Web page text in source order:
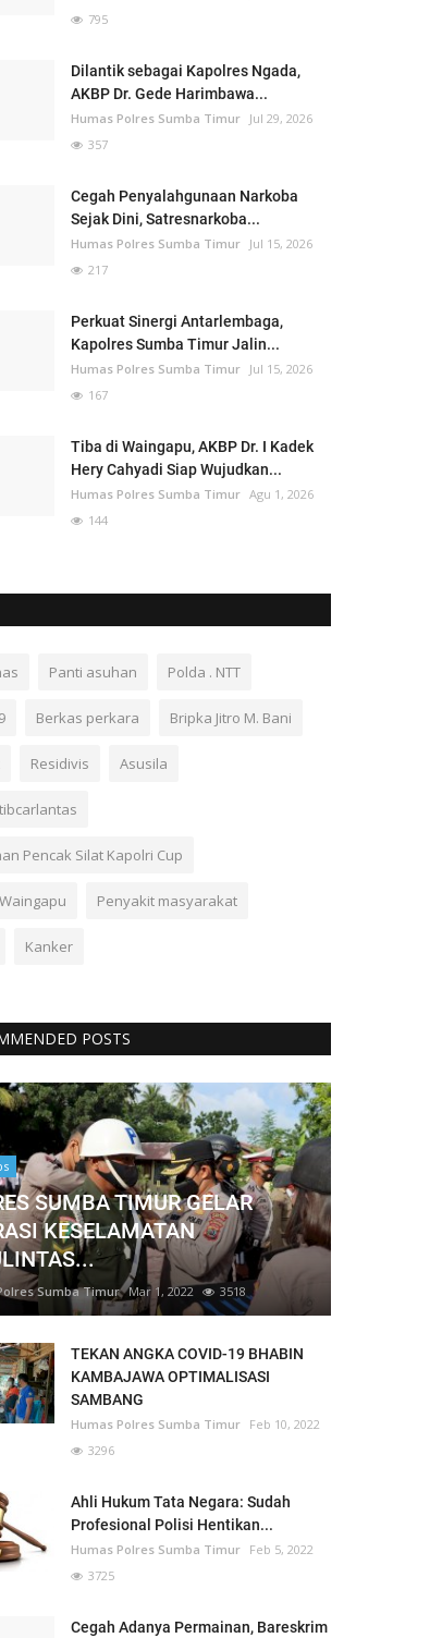
795
Dilantik sebagai Kapolres Ngada,
AKBP Dr. Gede Harimbawa...
Humas Polres Sumba Timur Jul 29, 2026
357
Cegah Penyalahgunaan Narkoba
Sejak Dini, Satresnarkoba...
Humas Polres Sumba Timur Jul 15, 2026
217
Perkuat Sinergi Antarlembaga,
Kapolres Sumba Timur Jalin...
Humas Polres Sumba Timur Jul 15, 2026
167
Tiba di Waingapu, AKBP Dr. I Kadek
Hery Cahyadi Siap Wujudkan...
Humas Polres Sumba Timur Agu 1, 2026
144
Panti asuhan Polda . NTT
Berkas perkara Bripka Jitro M. Bani
Residivis Asusila
Pencak Silat Kapolri Cup
Penyakit masyarakat
Kanker
POSTS
SUMBA TIMUR GELAR
KESELAMATAN
Sumba Timur Mar 1, 2022 3518
TEKAN ANGKA COVID-19 BHABIN
KAMBAJAWA OPTIMALISASI
SAMBANG
Humas Polres Sumba Timur Feb 10, 2022
3296
Ahli Hukum Tata Negara: Sudah
Profesional Polisi Hentikan...
Humas Polres Sumba Timur Feb 5, 2022
3725
Cegah Adanya Permainan, Bareskrim